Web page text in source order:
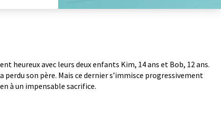
heureux avec leurs deux enfants Kim, 14 ans et Bob, 12 ans.
son père. Mais ce dernier s’immisce progressivement
à un impensable sacrifice.